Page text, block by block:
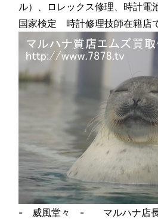
ル）、ロレックス修理、時計電
国家検定 時計修理技師在籍店
- 威風堂々 - マルハナ店